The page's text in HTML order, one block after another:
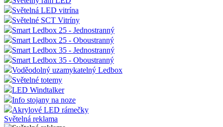
Světelná LED vitrína
Světelné SCT Vitríny
Smart Ledbox 25 - Jednostranný
Smart Ledbox 25 - Oboustranný
Smart Ledbox 35 - Jednostranný
Smart Ledbox 35 - Oboustranný
Voděodolný uzamykatelný Ledbox
Světelné totemy
LED Windtalker
Info stojany na noze
Akrylové LED rámečky
Světelná reklama